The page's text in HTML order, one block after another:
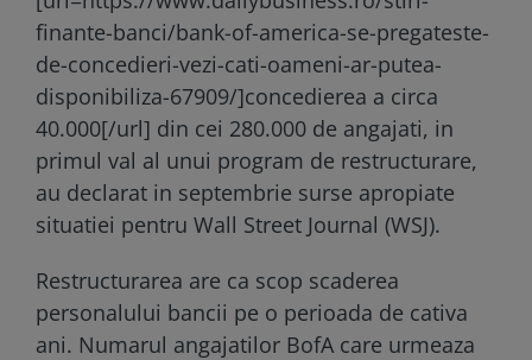
finante-banci/bank-of-america-se-pregateste-
de-concedieri-vezi-cati-oameni-ar-putea-
disponibiliza-67909/]concedierea a circa
40.000[/url] din cei 280.000 de angajati, in
primul val al unui program de restructurare,
au declarat in septembrie surse apropiate
situatiei pentru Wall Street Journal (WSJ).
Restructurarea are ca scop scaderea
personalului bancii pe o perioada de cativa
ani. Numarul angajatilor BofA care urmeaza